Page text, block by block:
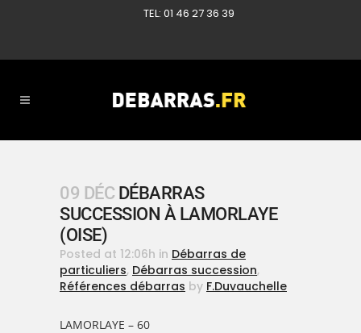
TEL: 01 46 27 36 39
09 DÉC DÉBARRAS
SUCCESSION À LAMORLAYE
(OISE)
Posted at 12:06h in Débarras de
particuliers, Débarras succession,
Références débarras by F.Duvauchelle
LAMORLAYE – 60